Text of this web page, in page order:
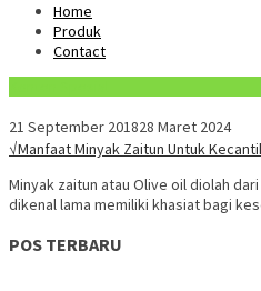
Home
Produk
Contact
21 September 201828 Maret 2024
√Manfaat Minyak Zaitun Untuk
Minyak zaitun atau Olive oil diolah
dikenal lama memiliki khasiat bagi
POS TERBARU